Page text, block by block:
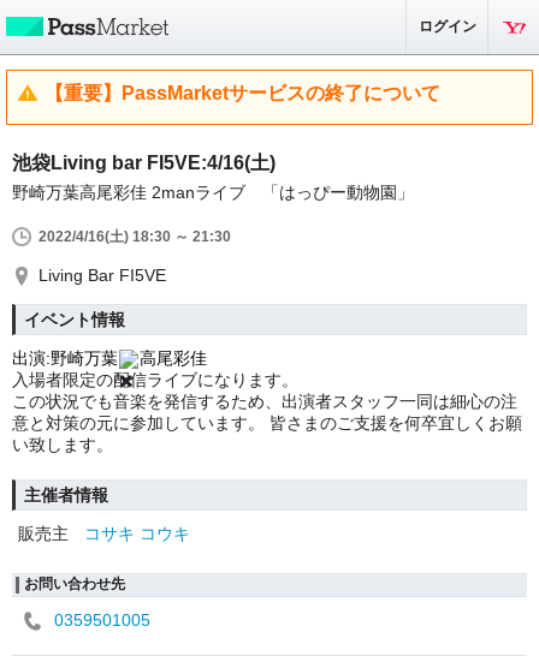
ログイン
【重要】PassMarketサービスの終了について
池袋Living bar FI5VE:4/16(土)
野崎万葉高尾彩佳 2manライブ 「はっぴー動物園」
2022/4/16(土) 18:30 ～ 21:30
Living Bar FI5VE
イベント情報
出演:野崎万葉
高尾彩佳
入場者限定の配信ライブになります。
この状況でも音楽を発信するため、出演者スタッフ一同は細心の注
意と対策の元に参加しています。 皆さまのご支援を何卒宜しくお願
い致します。
主催者情報
販売主
コサキ コウキ
お問い合わせ先
0359501005